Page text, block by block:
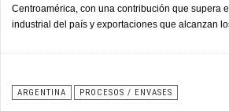
Centroamérica, con una contribución que supera
industrial del país y exportaciones que alcanzan
ARGENTINA PROCESOS / ENVASES